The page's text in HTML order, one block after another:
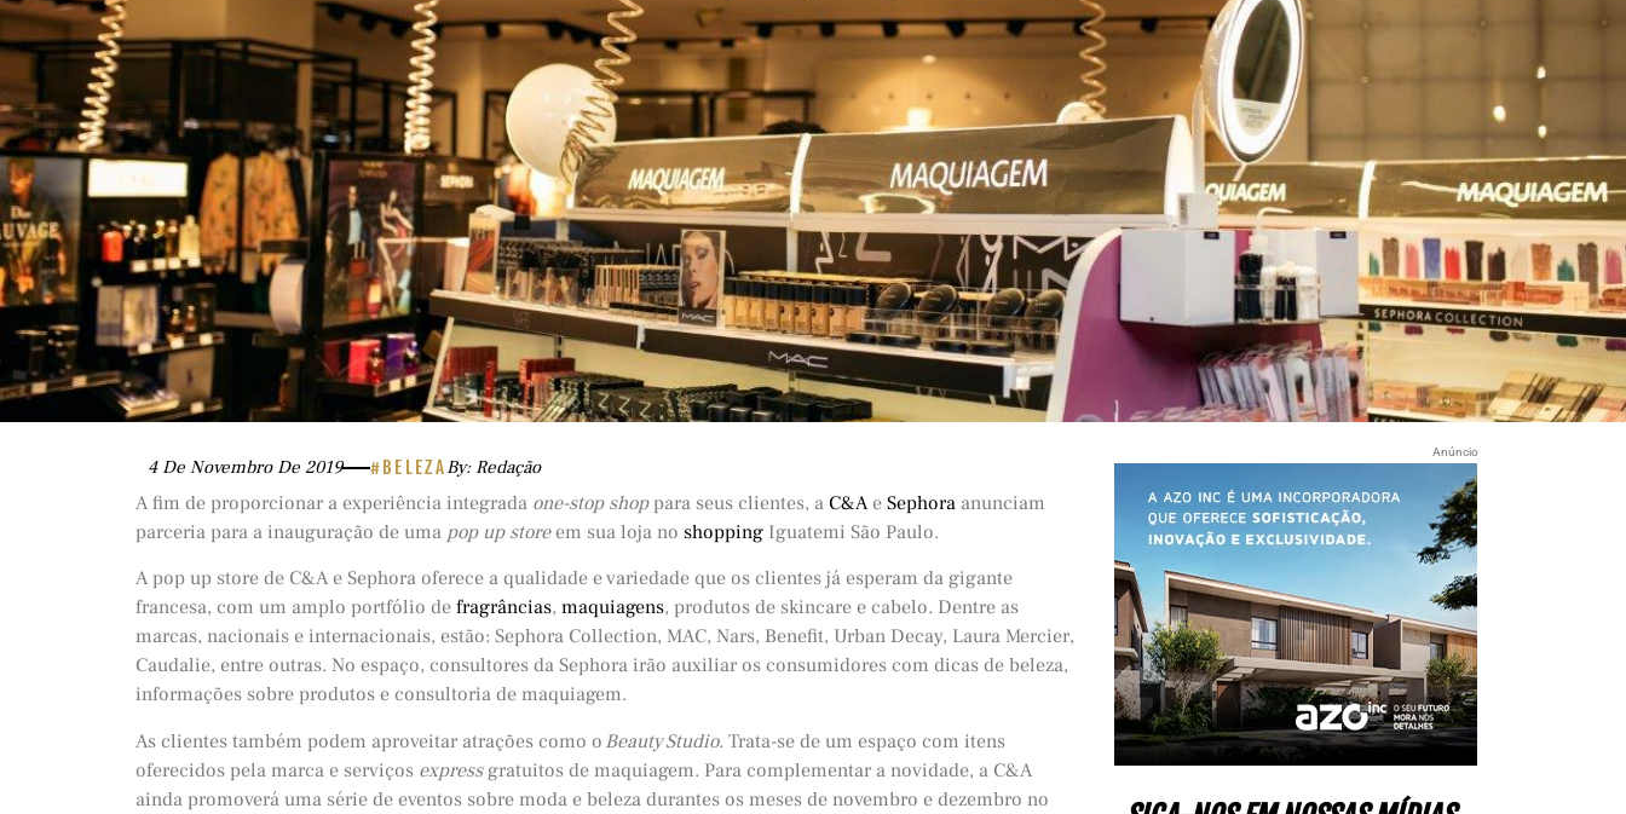
4 De Novembro De 2019 #BELEZABy: Redação
A fim de proporcionar a experiência integrada one-stop shop para seus clientes, a C&Ae Sephora anunciam
parceria para a inauguração de uma pop up storeem sua loja no shopping Iguatemi São Paulo.
A pop up store de C&A e Sephora oferece a qualidade e variedade que os clientes já esperam da gigante
francesa, com um amplo portfólio de fragrâncias, maquiagens, produtos de skincare e cabelo. Dentre as
marcas, nacionais e internacionais, estão: Sephora Collection, MAC, Nars, Benefit, Urban Decay, Laura Mercier,
Caudalie, entre outras. No espaço, consultores da Sephora irão auxiliar os consumidores com dicas de beleza,
informações sobre produtos e consultoria de maquiagem.
As clientes também podem aproveitar atrações como o BeautyStudio. Trata-se de um espaço com itens
oferecidos pela marca e serviços expressgratuitos de maquiagem. Para complementar a novidade, a C&A
ainda promoverá uma série de eventos sobre moda e beleza durantes os meses de novembro e dezembro no
Anúncio